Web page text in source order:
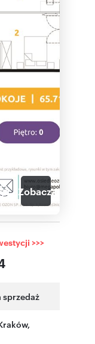
Zobacz galerię
>>>
sprzedaż
,